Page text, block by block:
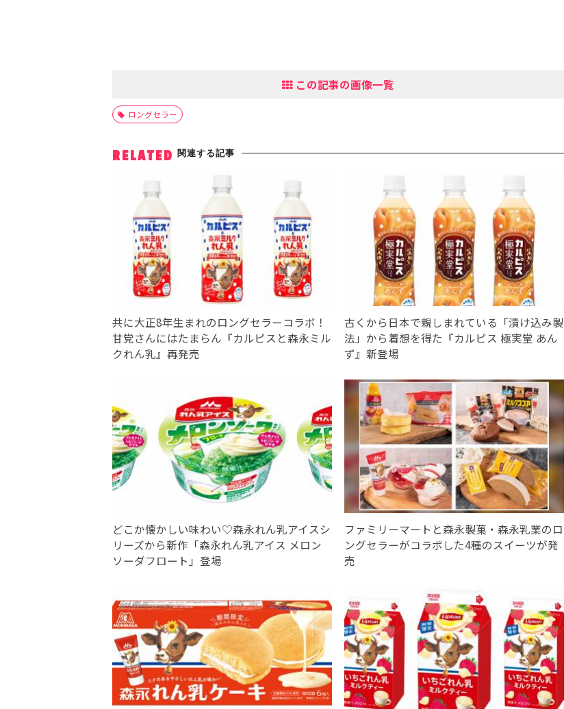
この記事の画像一覧
ロングセラー
RELATED 関連する記事
共に大正8年生まれのロングセラーコラボ！
甘党さんにはたまらん『カルピスと森永ミル
クれん乳』再発売
古くから日本で親しまれている「漬け込み製
法」から着想を得た『カルピス 極実堂 あん
ず』新登場
どこか懐かしい味わい♡森永れん乳アイスシ
リーズから新作「森永れん乳アイス メロン
ソーダフロート」登場
ファミリーマートと森永製菓・森永乳業のロ
ングセラーがコラボした4種のスイーツが発
売